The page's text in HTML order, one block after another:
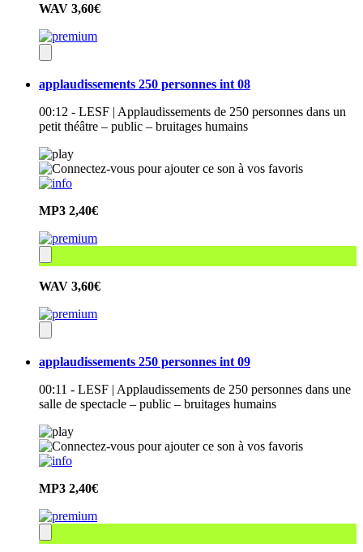
WAV 3,60€
applaudissements 250 personnes int 08
00:12 - LESF | Applaudissements de 250 personnes dans un
petit théâtre – public – bruitages humains
MP3 2,40€
WAV 3,60€
applaudissements 250 personnes int 09
00:11 - LESF | Applaudissements de 250 personnes dans une
salle de spectacle – public – bruitages humains
MP3 2,40€